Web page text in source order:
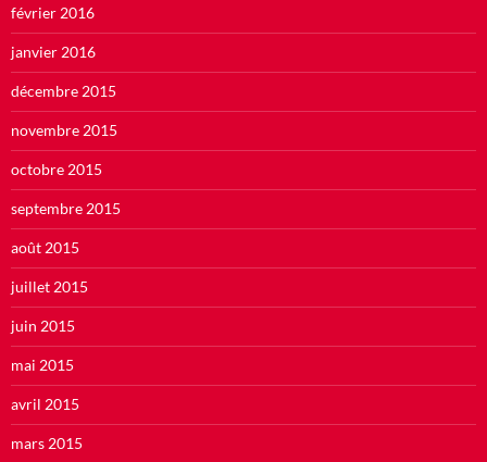
février 2016
janvier 2016
décembre 2015
novembre 2015
octobre 2015
septembre 2015
août 2015
juillet 2015
juin 2015
mai 2015
avril 2015
mars 2015